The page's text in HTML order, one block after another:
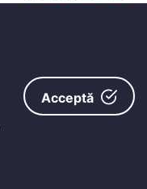
Rezervelor
Probleme
spațiu
Acceptă